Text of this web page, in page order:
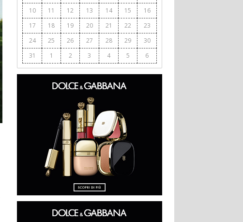
10
11 12 13 14 15
16
17
18 19 20 21 22
23
24
25 26 27 28 29
30
31
1 2 3 4 5 6